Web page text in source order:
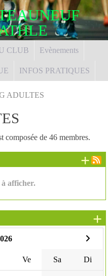
CLUB Evènements
INFOS PRATIQUES
ADULTES
composée de 46 membres.
afficher.
+
Ve Sa Di
+